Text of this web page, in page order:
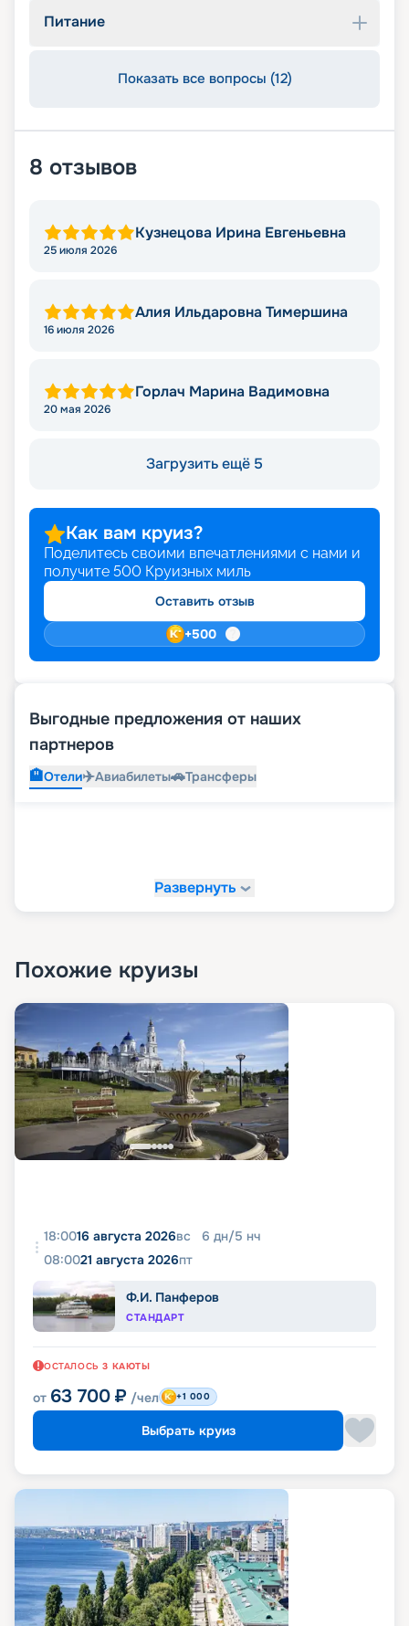
Питание
Показать все вопросы (12)
8 отзывов
Кузнецова Ирина Евгеньевна
25 июля 2026
Алия Ильдаровна Тимершина
16 июля 2026
Горлач Марина Вадимовна
20 мая 2026
Загрузить ещё 5
Как вам круиз?
Поделитесь своими впечатлениями с нами и
получите 500 Круизных миль
Оставить отзыв
+500
Выгодные предложения от наших
партнеров
🏨Отели✈️Авиабилеты🚗Трансферы
Развернуть
Похожие круизы
18:0016 августа 2026вс 6 дн/5 нч
08:0021 августа 2026пт
Ф.И. Панферов
СТАНДАРТ
ОСТАЛОСЬ 3 КАЮТЫ
от 63 700 ₽ /чел +1 000
Выбрать круиз